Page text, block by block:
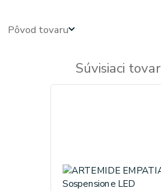
Pôvod tovaru
Súvisiaci tovar